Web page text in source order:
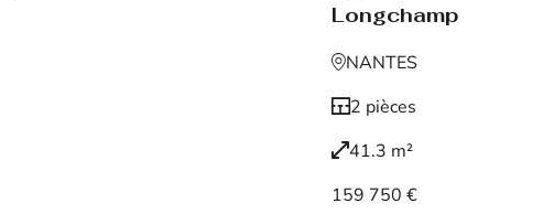
Longchamp
NANTES
2 pièces
41.3 m²
159 750 €